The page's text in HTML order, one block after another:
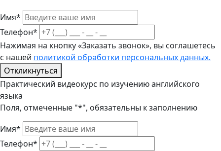
Имя*
Телефон*
Нажимая на кнопку «Заказать звонок», вы соглашетесь
с нашей политикой обработки персональных данных.
Откликнуться
Практический видеокурс по изучению английского
языка
Поля, отмеченные "*", обязательны к заполнению
Имя*
Телефон*